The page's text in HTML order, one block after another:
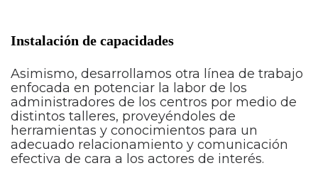
Instalación de capacidades
Asimismo, desarrollamos otra línea de trabajo
enfocada en potenciar la labor de los
administradores de los centros por medio de
distintos talleres, proveyéndoles de
herramientas y conocimientos para un
adecuado relacionamiento y comunicación
efectiva de cara a los actores de interés.